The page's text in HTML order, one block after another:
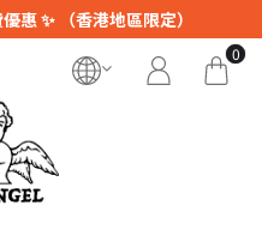
惠 ✨ （香港地區限定）
0